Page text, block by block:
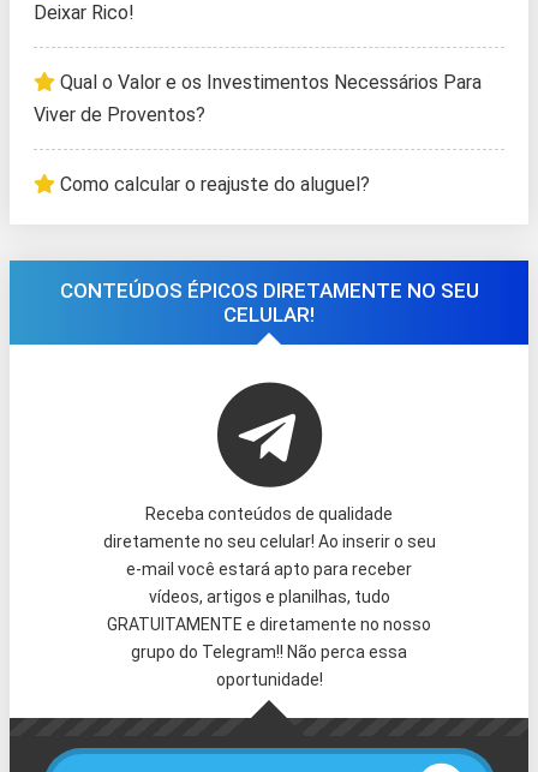
Deixar Rico!
Qual o Valor e os Investimentos Necessários Para
Viver de Proventos?
Como calcular o reajuste do aluguel?
CONTEÚDOS ÉPICOS DIRETAMENTE NO SEU
CELULAR!
Receba conteúdos de qualidade
diretamente no seu celular! Ao inserir o seu
e-mail você estará apto para receber
vídeos, artigos e planilhas, tudo
GRATUITAMENTE e diretamente no nosso
grupo do Telegram!! Não perca essa
oportunidade!